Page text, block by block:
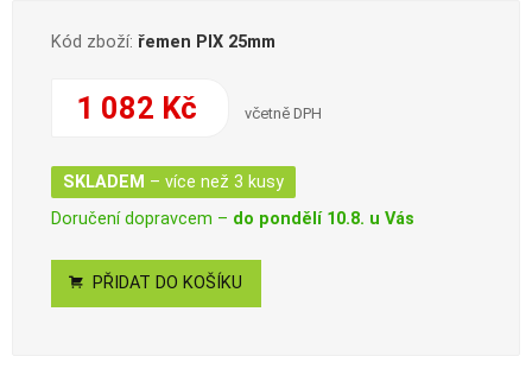
Kód zboží: řemen PIX 25mm
1 082 Kč včetně DPH
SKLADEM – více než 3 kusy
Doručení dopravcem – do pondělí 10.8. u Vás
PŘIDAT DO KOŠÍKU